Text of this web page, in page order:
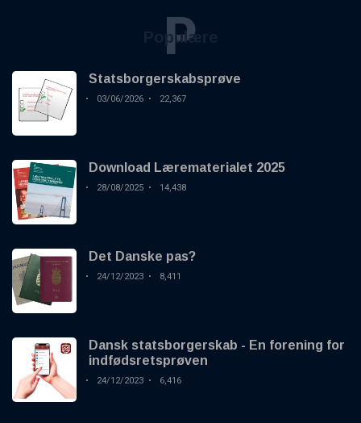
Populære
P
Statsborgerskabsprøve
03/06/2026 22,367
Download Lærematerialet 2025
28/08/2025 14,438
Det Danske pas?
24/12/2023 8,411
Dansk statsborgerskab - En forening for
indfødsretsprøven
24/12/2023 6,416